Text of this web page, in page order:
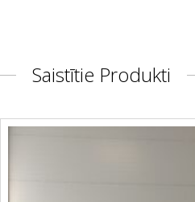
Saistītie Produkti